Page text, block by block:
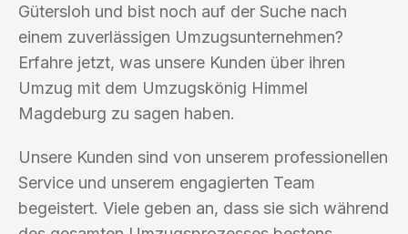
Gütersloh und bist noch auf der Suche nach
einem zuverlässigen Umzugsunternehmen?
Erfahre jetzt, was unsere Kunden über ihren
Umzug mit dem Umzugskönig Himmel
Magdeburg zu sagen haben.
Unsere Kunden sind von unserem professionellen
Service und unserem engagierten Team
begeistert. Viele geben an, dass sie sich während